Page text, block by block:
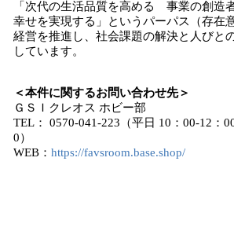
「次代の⽣活品質を⾼める 事業の創
幸せを実現する」というパーパス（存在
経営を推進し、社会課題の解決と⼈びと
しています。
＜本件に関するお問い合わせ先＞
ＧＳＩクレオス ホビー部
TEL： 0570-041-223（平日 10：00-12：
0）
WEB： https://favsroom.base.shop/